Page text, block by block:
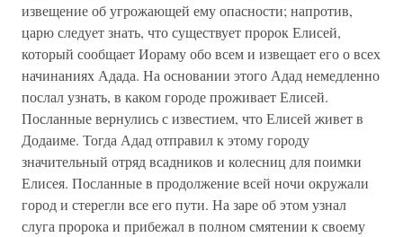
извещение об угрожающей ему опасности; напротив,
царю следует знать, что существует пророк Елисей,
который сообщает Иораму обо всем и извещает его о всех
начинаниях Адада. На основании этого Адад немедленно
послал узнать, в каком городе проживает Елисей.
Посланные вернулись с известием, что Елисей живет в
Додаиме. Тогда Адад отправил к этому городу
значительный отряд всадников и колесниц для поимки
Елисея. Посланные в продолжение всей ночи окружали
город и стерегли все его пути. На заре об этом узнал
слуга пророка и прибежал в полном смятении к своему